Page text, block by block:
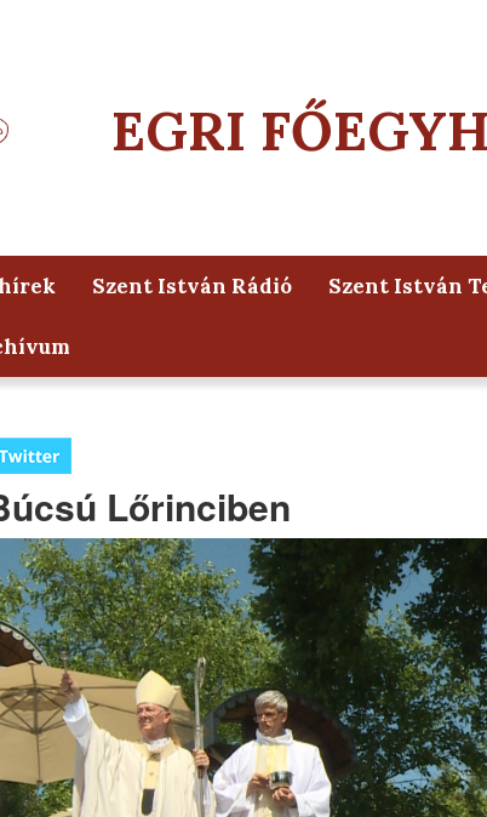
EGRI
Szent István Rádió Szent István
Lőrinciben